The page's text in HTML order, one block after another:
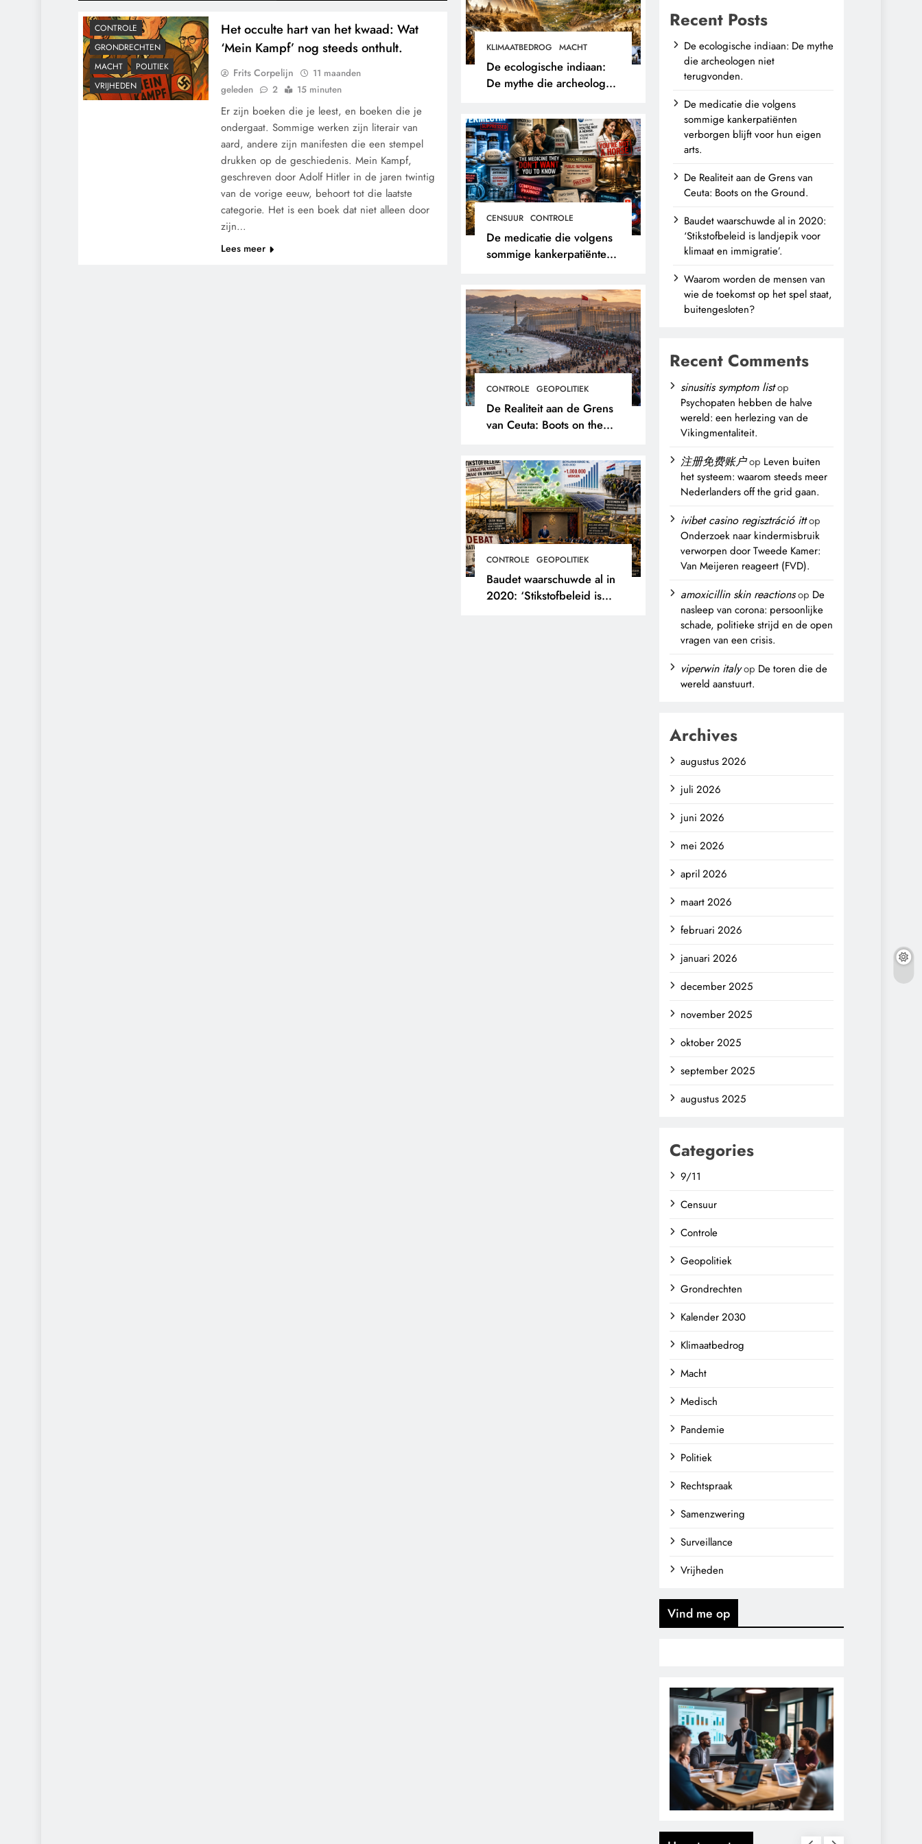
KLIMAATBEDROG MACHT
De ecologische indiaan:
De mythe die archeologen
CENSUUR CONTROLE
De medicatie die volgens
sommige kankerpatiënten
eigen arts.
CONTROLE GEOPOLITIEK
De Realiteit aan de Grens
van Ceuta: Boots on the
CONTROLE GEOPOLITIEK
Baudet waarschuwde al in
2020: ‘Stikstofbeleid is
CONTROLE
GRONDRECHTEN
MACHT
POLITIEK
VRIJHEDEN
Het occulte hart van het kwaad: Wat
‘Mein Kampf’ nog steeds onthult.
Frits Corpelijn
11 maanden
geleden
2 15 minuten
Er zijn boeken die je leest, en boeken die je
ondergaat. Sommige werken zijn literair van
aard, andere zijn manifesten die een stempel
drukken op de geschiedenis. Mein Kampf,
geschreven door Adolf Hitler in de jaren twintig
van de vorige eeuw, behoort tot die laatste
categorie. Het is een boek dat niet alleen door
zijn…
Lees meer
Recent Posts
De ecologische indiaan: De mythe
die archeologen niet
terugvonden.
De medicatie die volgens
sommige kankerpatiënten
verborgen blijft voor hun eigen
arts.
De Realiteit aan de Grens van
Ceuta: Boots on the Ground.
Baudet waarschuwde al in 2020:
‘Stikstofbeleid is landjepik voor
klimaat en immigratie’.
Waarom worden de mensen van
wie de toekomst op het spel staat,
buitengesloten?
Recent Comments
sinusitis symptom listop
Psychopaten hebben de halve
wereld: een herlezing van de
Vikingmentaliteit.
注册免费账户op Leven buiten
het systeem: waarom steeds meer
Nederlanders off the grid gaan.
ivibet casino regisztráció ittop
Onderzoek naar kindermisbruik
verworpen door Tweede Kamer:
Van Meijeren reageert (FVD).
amoxicillin skin reactionsop De
nasleep van corona: persoonlijke
schade, politieke strijd en de open
vragen van een crisis.
viperwin italyop De toren die de
wereld aanstuurt.
Archives
augustus 2026
juli 2026
juni 2026
mei 2026
april 2026
maart 2026
februari 2026
januari 2026
december 2025
november 2025
oktober 2025
september 2025
augustus 2025
Categories
9/11
Censuur
Controle
Geopolitiek
Grondrechten
Kalender 2030
Klimaatbedrog
Macht
Medisch
Pandemie
Politiek
Rechtspraak
Samenzwering
Surveillance
Vrijheden
Vind me op